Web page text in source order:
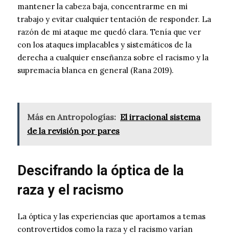
mantener la cabeza baja, concentrarme en mi
trabajo y evitar cualquier tentación de responder. La
razón de mi ataque me quedó clara. Tenía que ver
con los ataques implacables y sistemáticos de la
derecha a cualquier enseñanza sobre el racismo y la
supremacía blanca en general (Rana 2019).
Más en Antropologías: El irracional sistema
de la revisión por pares
Descifrando la óptica de la
raza y el racismo
La óptica y las experiencias que aportamos a temas
controvertidos como la raza y el racismo varían